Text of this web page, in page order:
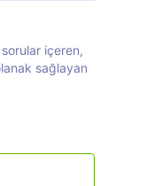
sorular içeren,
sağlayan